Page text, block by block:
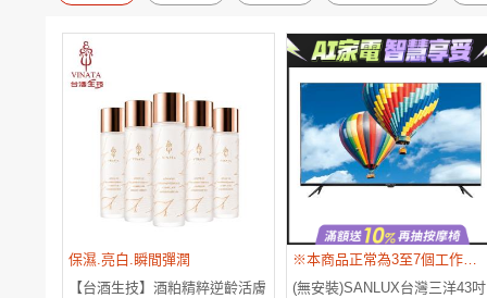
服飾
寢具
Apple
小米 手機平板
穿戴
電視 季節
廚房
週邊 電玩
耳機
彩妝 美髮 香氛
保濕.亮白.瞬間彈潤
【台酒生技】酒粕精粹逆齡活膚
※本商品正常為3至7個工作天會以電話或簡訊聯絡後續配送時間 ※配送時間以物流聯絡約定的時間為準
(無安裝)SANLUX台灣三洋43吋